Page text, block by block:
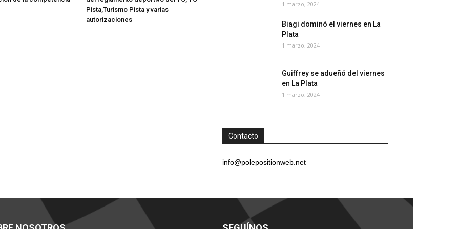
Pista,Turismo Pista y varias
autorizaciones
1 marzo, 2024
Biagi dominó el viernes en La
Plata
1 marzo, 2024
Guiffrey se adueñó del viernes
en La Plata
1 marzo, 2024
Contacto
info@polepositionweb.net